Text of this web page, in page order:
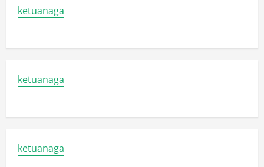
ketuanaga
ketuanaga
ketuanaga